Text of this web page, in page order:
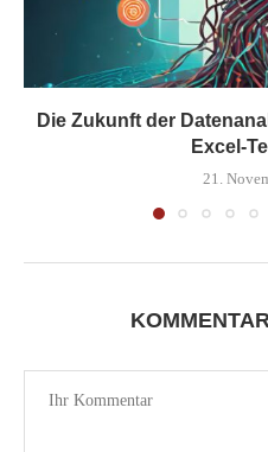
Die Zukunft der
Excel-
21.